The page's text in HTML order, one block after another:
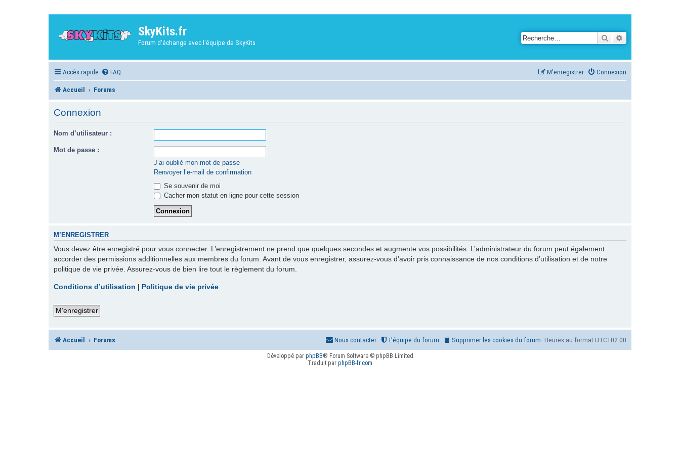
SkyKits.fr
Forum d'échange avec l'équipe de SkyKits
Rechercher
Accès rapide FAQ Connexion
M’enregistrer
Accueil Forums
Connexion
Nom d’utilisateur :
Mot de passe :
J’ai oublié mon mot de passe
Renvoyer l’e-mail de confirmation
Se souvenir de moi
Cacher mon statut en ligne pour cette session
M’ENREGISTRER
Vous devez être enregistré pour vous connecter. L’enregistrement ne prend que quelques secondes et augmente vos possibilités. L’administrateur du forum peut également
accorder des permissions additionnelles aux membres du forum. Avant de vous enregistrer, assurez-vous d’avoir pris connaissance de nos conditions d’utilisation et de notre
politique de vie privée. Assurez-vous de bien lire tout le règlement du forum.
Conditions d’utilisation | Politique de vie privée
M’enregistrer
Accueil Forums Heures au format UTC+02:00
Supprimer les cookies du forum
L’équipe du forum
Nous contacter
Développé par phpBB® Forum Software © phpBB Limited
Traduit par phpBB-fr.com